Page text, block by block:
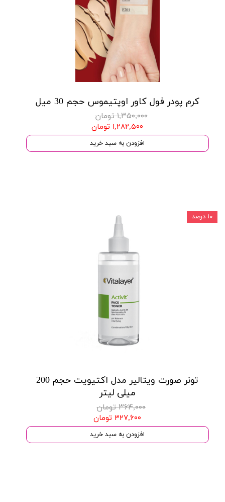
کرم پودر فول کاور اوپتیموس حجم 30 میل
۱,۳۵۰,۰۰۰ تومان
۱,۲۸۲,۵۰۰ تومان
افزودن به سبد خرید
تونر صورت ویتالیر مدل اکتیویت حجم 200
میلی لیتر
۳۶۴,۰۰۰ تومان
۳۲۷,۶۰۰ تومان
افزودن به سبد خرید
۱۰ درصد